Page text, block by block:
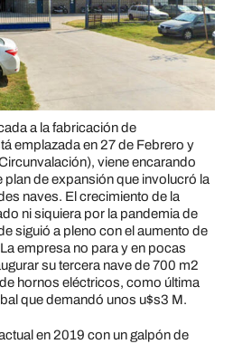
a la fabricación de
emplazada en 27 de Febrero y
viene encarando
de expansión que involucró la
naves. El crecimiento de la
ni siquiera por la pandemia de
siguió a pleno con el aumento de
empresa no para y en pocas
su tercera nave de 700 m2
hornos eléctricos, como última
que demandó unos u$s3 M.
en 2019 con un galpón de